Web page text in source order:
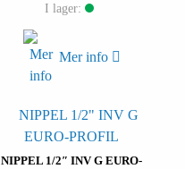
I lager:
Mer info
NIPPEL 1/2″ INV G EURO-